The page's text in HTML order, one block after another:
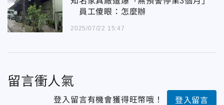
員工傻眼：怎麼辦
2025/07/22 15:47
留言衝人氣
登入留言有機會獲得旺幣哦！ 登入留言